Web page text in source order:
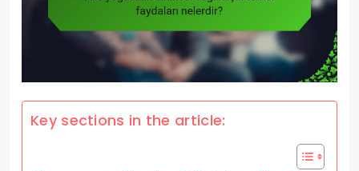
Key sections in the article: